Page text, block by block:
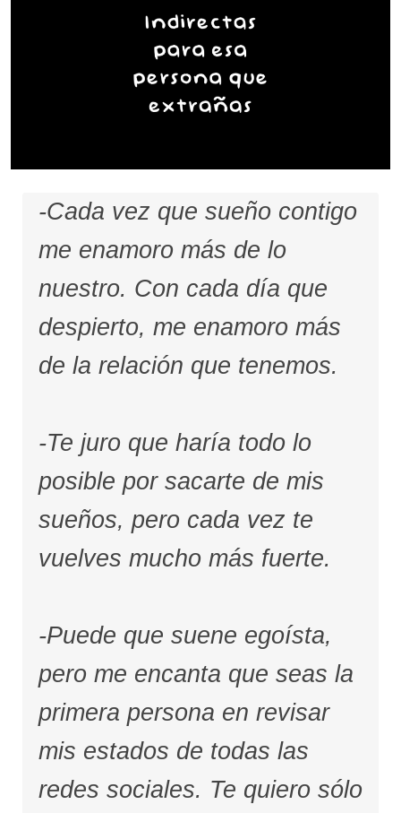
-Cada vez que sueño contigo
me enamoro más de lo
nuestro. Con cada día que
despierto, me enamoro más
de la relación que tenemos.
-Te juro que haría todo lo
posible por sacarte de mis
sueños, pero cada vez te
vuelves mucho más fuerte.
-Puede que suene egoísta,
pero me encanta que seas la
primera persona en revisar
mis estados de todas las
redes sociales. Te quiero sólo